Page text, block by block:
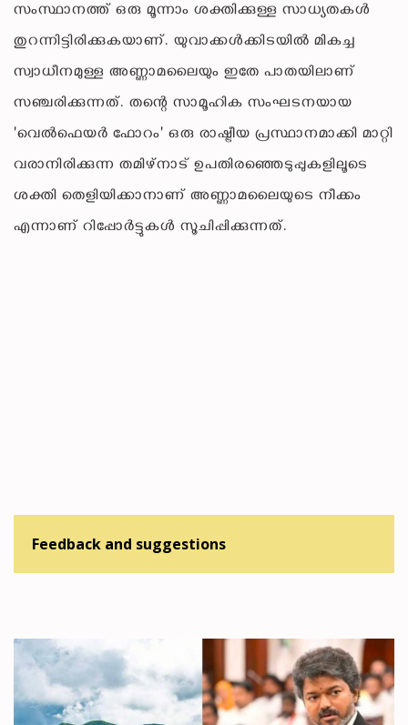
സംസ്ഥാനത്ത് ഒരു മൂന്നാം ശക്തിക്കുള്ള സാധ്യതകൾ
തുറന്നിട്ടിരിക്കുകയാണ്. യുവാക്കൾക്കിടയിൽ മികച്ച
സ്വാധീനമുള്ള അണ്ണാമലൈയും ഇതേ പാതയിലാണ്
സഞ്ചരിക്കുന്നത്. ​തന്റെ സാമൂഹിക സംഘടനയായ
'വെൽഫെയർ ഫോറം' ഒരു രാഷ്ട്രീയ പ്രസ്ഥാനമാക്കി മാറ്റി
വരാനിരിക്കുന്ന തമിഴ്‌നാട് ഉപതിരഞ്ഞെടുപ്പുകളിലൂടെ
ശക്തി തെളിയിക്കാനാണ് അണ്ണാമലൈയുടെ നീക്കം
എന്നാണ് റിപ്പോർട്ടുകൾ സൂചിപ്പിക്കുന്നത്.
Feedback and suggestions